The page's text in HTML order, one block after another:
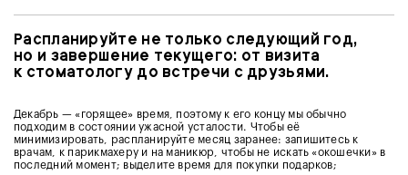
Распланируйте не только следующий год,
но и завершение текущего: от визита
к стоматологу до встречи с друзьями.
Декабрь — «горящее» время, поэтому к его концу мы обычно
подходим в состоянии ужасной усталости. Чтобы её
минимизировать, распланируйте месяц заранее: запишитесь к
врачам, к парикмахеру и на маникюр, чтобы не искать «окошечки» в
последний момент; выделите время для покупки подарков;